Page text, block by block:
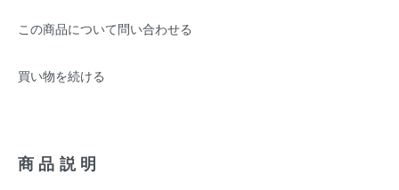
この商品について問い合わせる
買い物を続ける
商品説明